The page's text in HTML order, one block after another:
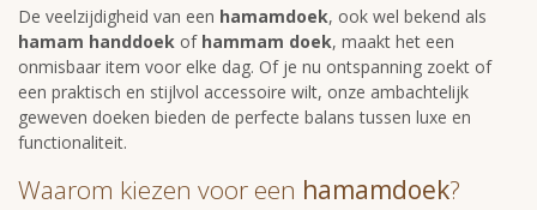
De veelzijdigheid van een hamamdoek, ook wel bekend als
hamam handdoek of hammam doek, maakt het een
onmisbaar item voor elke dag. Of je nu ontspanning zoekt of
een praktisch en stijlvol accessoire wilt, onze ambachtelijk
geweven doeken bieden de perfecte balans tussen luxe en
functionaliteit.
Waarom kiezen voor een hamamdoek?